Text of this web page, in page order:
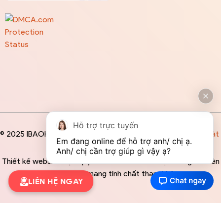
© 2025 IBAOHIEM
Thiết kế website độc quyền bởi IBAOHIEM - Mọi thông tin trên
website đều mang tính chất tham khảo
Chính sách bảo mật
LIÊN HỆ NGAY
Hỗ trợ trực tuyến
Em đang online để hỗ trợ anh/ chị ạ.
Anh/ chị cần trợ giúp gì vậy ạ?